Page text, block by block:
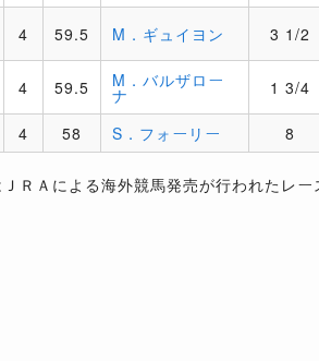
4 59.5 M．ギュイヨン 3 1/2
4 59.5 M．バルザロー
ナ 1 3/4
4 58 S．フォーリー 8
ＲＡによる海外競馬発売が行われたレ